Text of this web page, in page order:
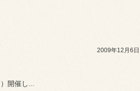
2009年12月6日
開催し...